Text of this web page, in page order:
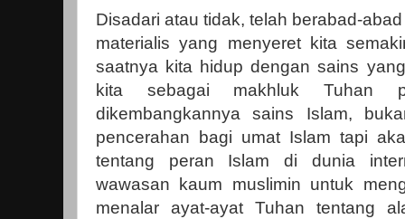
Disadari atau tidak, telah berabad-
materialis yang menyeret kita
saatnya kita hidup dengan sains
kita sebagai makhluk Tuhan
dikembangkannya sains Islam,
pencerahan bagi umat Islam tapi
tentang peran Islam di dunia
wawasan kaum muslimin untuk
menalar ayat-ayat Tuhan tentang